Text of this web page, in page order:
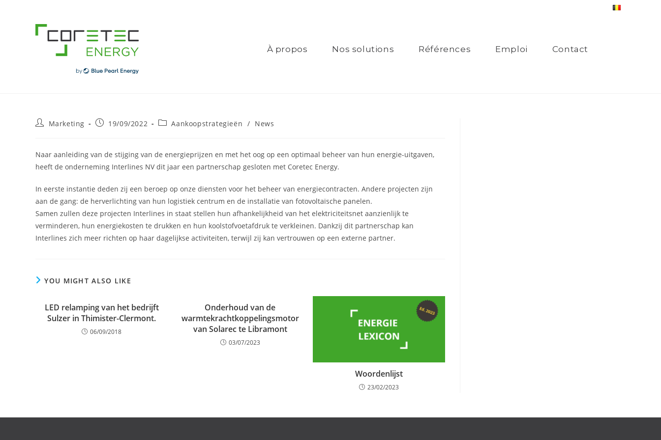
À propos Nos solutions Références Emploi Contact
PostMarketing
Post19/09/2022
PostAankoopstrategieën / News
Naar aanleiding van de stijging van de energieprijzen en met het oog op een optimaal beheer van hun energie-uitgaven,
heeft de onderneming Interlines NV dit jaar een partnerschap gesloten met Coretec Energy.
In eerste instantie deden zij een beroep op onze diensten voor het beheer van energiecontracten. Andere projecten zijn
aan de gang: de herverlichting van hun logistiek centrum en de installatie van fotovoltaïsche panelen.
Samen zullen deze projecten Interlines in staat stellen hun afhankelijkheid van het elektriciteitsnet aanzienlijk te
verminderen, hun energiekosten te drukken en hun koolstofvoetafdruk te verkleinen. Dankzij dit partnerschap kan
Interlines zich meer richten op haar dagelijkse activiteiten, terwijl zij kan vertrouwen op een externe partner.
YOU MIGHT ALSO LIKE
LED relamping van het bedrijft
Sulzer in Thimister-Clermont.
06/09/2018
Onderhoud van de
warmtekrachtkoppelingsmotor
van Solarec te Libramont
03/07/2023
Woordenlijst
23/02/2023